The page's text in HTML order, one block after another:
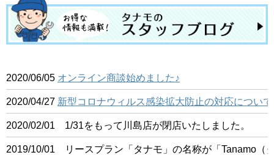
2020/06/05 オンライン商談始めました♪
2020/04/27 新型コロナウィルス感染拡大防止の対応について
2020/02/01 1/31をもって川島店が閉店いたしました。
2019/10/01 リースプラン「タナモ」の名称が「Tanamo（